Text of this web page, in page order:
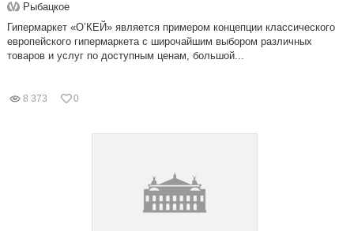
Рыбацкое
Гипермаркет «О’КЕЙ» является примером концепции классического
европейского гипермаркета с широчайшим выбором различных
товаров и услуг по доступным ценам, большой...
8 373 0